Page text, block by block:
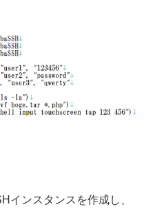
インスタンスを作成し、